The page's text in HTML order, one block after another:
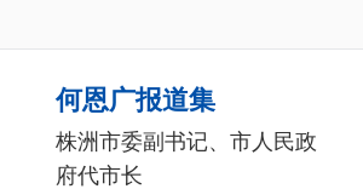
何恩广报道集
株洲市委副书记、市人民政
府代市长